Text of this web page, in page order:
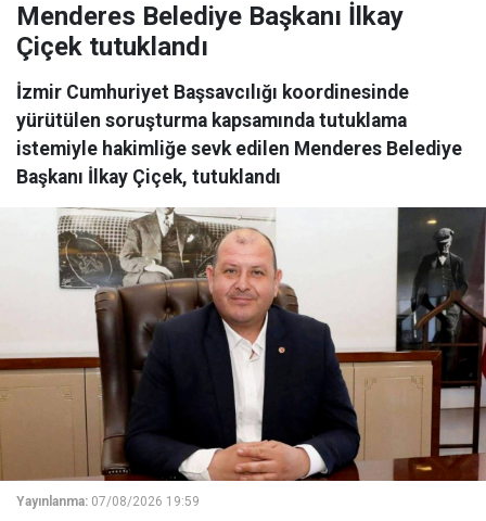
Menderes Belediye Başkanı İlkay
Çiçek tutuklandı
İzmir Cumhuriyet Başsavcılığı koordinesinde
yürütülen soruşturma kapsamında tutuklama
istemiyle hakimliğe sevk edilen Menderes Belediye
Başkanı İlkay Çiçek, tutuklandı
Yayınlanma: 07/08/2026 19:59